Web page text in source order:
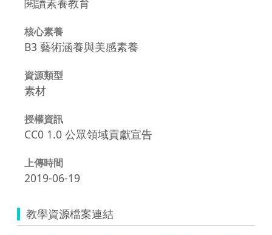
閱讀素養教育
核心素養
B3 藝術涵養與美感素養
資源類型
素材
授權資訊
CC0 1.0 公眾領域貢獻宣告
上傳時間
2019-06-19
教學資源檔案連結